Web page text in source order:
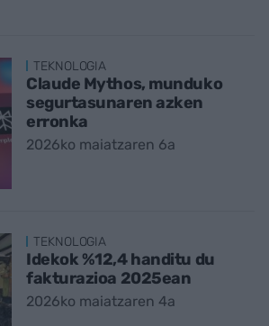
TEKNOLOGIA
Claude Mythos, munduko
segurtasunaren azken
erronka
2026ko maiatzaren 6a
TEKNOLOGIA
Idekok %12,4 handitu du
fakturazioa 2025ean
2026ko maiatzaren 4a